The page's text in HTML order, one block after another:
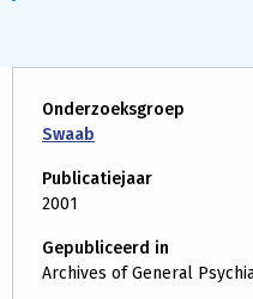
Onderzoeksgroep
Swaab
Publicatiejaar
2001
Gepubliceerd in
Archives of General